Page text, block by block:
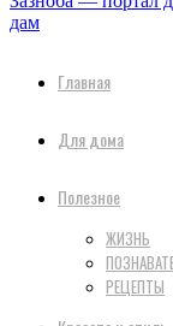
дам
Главная
Для дома
Полезное
ЖИЗНЬ
РЕЦЕПТЫ